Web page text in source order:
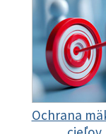
Ochrana